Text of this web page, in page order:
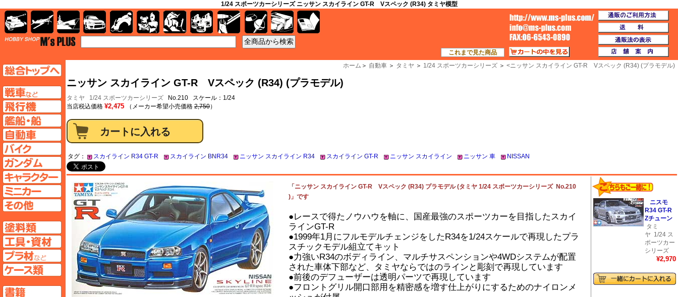
1/24 スポーツカーシリーズ ニッサン スカイライン GT-R Vスペック (R34) タミヤ模型
ホーム ＞ 自動車 ＞ タミヤ ＞ 1/24 スポーツカーシリーズ ＞ <ニッサン スカイライン GT-R Vスペック (R34) (プラモデル)
ニッサン スカイライン GT-R Vスペック (R34) (プラモデル)
タミヤ 1/24 スポーツカーシリーズ No.210 スケール：1/24
当店税込価格 ¥2,475 （メーカー希望小売価格 2,750）
タグ： スカイライン R34 GT-R スカイライン BNR34 ニッサン スカイライン R34 スカイライン GT-R ニッサン スカイライン ニッサン 車 NISSAN
「ニッサン スカイライン GT-R Vスペック (R34) プラモデル (タミヤ 1/24 スポーツカーシリーズ No.210
)」です
●レースで得たノウハウを軸に、国産最強のスポーツカーを目指したスカイ
ラインGT-R
●1999年1月にフルモデルチェンジをしたR34を1/24スケールで再現したプラ
スチックモデル組立てキット
●力強いR34のボディライン、マルチサスペンションや4WDシステムが配置
された車体下部など、タミヤならではのラインと彫刻で再現しています
●前後のデフューザーは透明パーツで再現しています
●フロントグリル開口部用を精密感を増す仕上がりにするためのナイロンメ
ニスモ
R34 GT-R
Zチューン
タミ
ヤ 1/24 ス
ポーツカー
シリーズ
¥2,970
飛行機ページへ
艦船ページへ
自動車ページへ
ガンダムページへ
キャラクターページへ
ミニカーページへ
その他ページへ
工具ページへ
プラ材ページへ
ケースページへ
書籍ページへ
AFV 飛行機 艦船 自動車 バイク キャラクターガンダム 塗料 工具 資材 ケース
これまで見た商品
カートの中を見る